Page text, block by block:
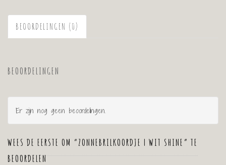
BEOORDELINGEN (0)
BEOORDELINGEN
Er zijn nog geen beoordelingen.
WEES DE EERSTE OM “ZONNEBRILKOORDJE | WIT SHINE” TE
BEOORDELEN